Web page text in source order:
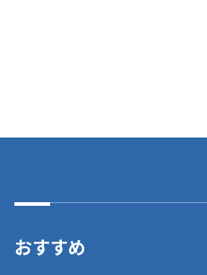
おすすめ